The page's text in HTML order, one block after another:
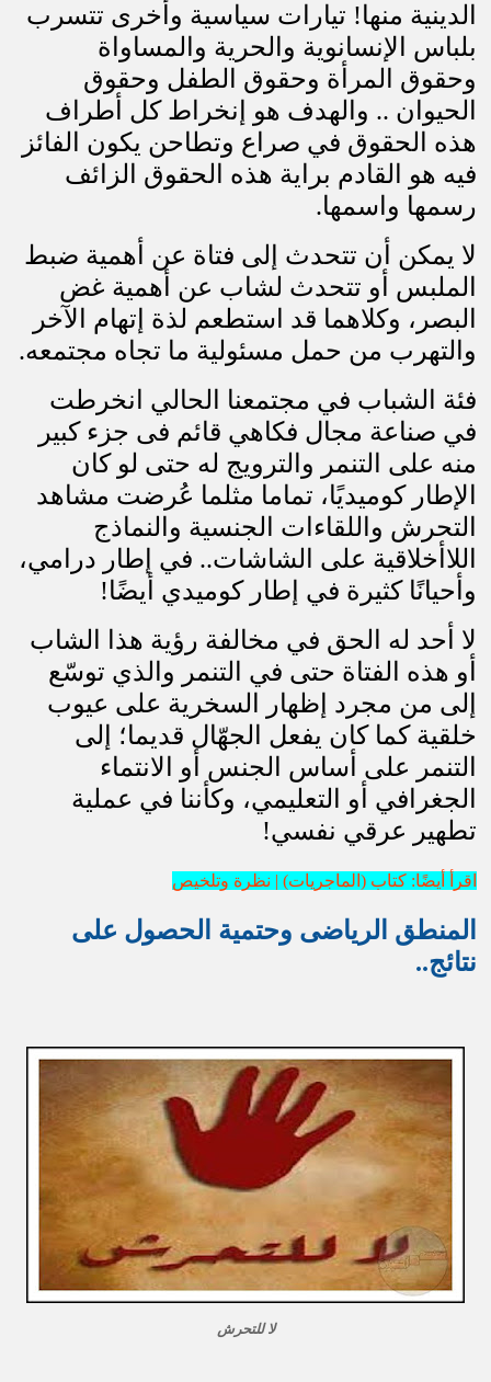
الدينية منها! تيارات سياسية وأخرى تتسرب
بلباس الإنسانوية والحرية والمساواة
وحقوق المرأة وحقوق الطفل وحقوق
الحيوان .. والهدف هو إنخراط كل أطراف
هذه الحقوق في صراع وتطاحن يكون الفائز
فيه هو القادم براية هذه الحقوق الزائف
رسمها واسمها.
لا يمكن أن تتحدث إلى فتاة عن أهمية ضبط
الملبس أو تتحدث لشاب عن أهمية غض
البصر، وكلاهما قد استطعم لذة إتهام الآخر
والتهرب من حمل مسئولية ما تجاه مجتمعه.
فئة الشباب في مجتمعنا الحالي انخرطت
في صناعة مجال فكاهي قائم فى جزء كبير
منه على التنمر والترويج له حتى لو كان
الإطار كوميديًا، تماما مثلما عُرضت مشاهد
التحرش واللقاءات الجنسية والنماذج
اللاأخلاقية على الشاشات.. في إطار درامي،
وأحيانًا كثيرة في إطار كوميدي أيضًا!
لا أحد له الحق في مخالفة رؤية هذا الشاب
أو هذه الفتاة حتى في التنمر والذي توسّع
إلى من مجرد إظهار السخرية على عيوب
خلقية كما كان يفعل الجهّال قديما؛ إلى
التنمر على أساس الجنس أو الانتماء
الجغرافي أو التعليمي، وكأننا في عملية
تطهير عرقي نفسي!
اقرأ أيضًا: كتاب (الماجريات) | نظرة وتلخيص
المنطق الرياضى وحتمية الحصول على
نتائج..
لا للتحرش